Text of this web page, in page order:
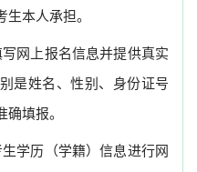
本人承担。
网上报名信息并提供真实
是姓名、性别、身份证号
填报。
学历（学籍）信息进行网